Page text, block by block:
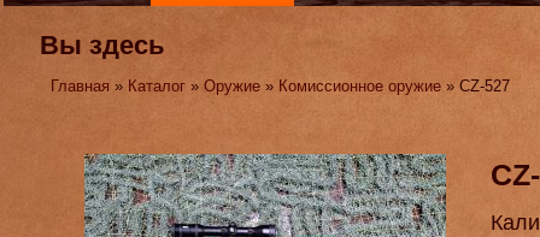
Вы здесь
Главная » Каталог »Оружие » Комиссионное оружие » CZ-527